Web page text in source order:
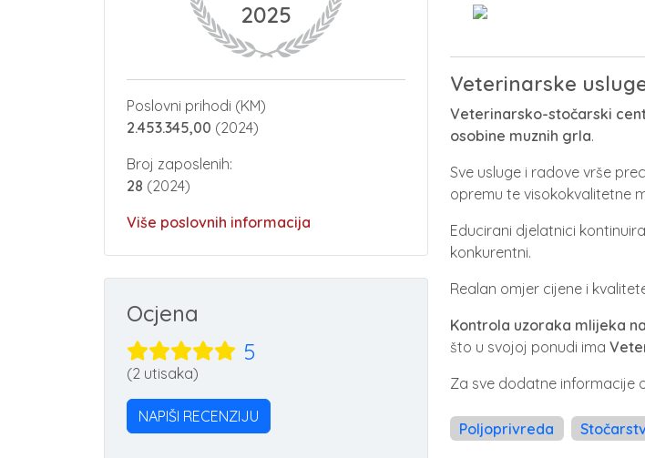
2025
Poslovni prihodi (KM)
2.453.345,00 (2024)
Broj zaposlenih:
28 (2024)
Više poslovnih informacija
Ocjena
5
(2 utisaka)
NAPIŠI RECENZIJU
Veterinarske
Veterinarsko-stočarski
osobine muznih grla.
Sve usluge i radove vrše
opremu te visokokvalitetne
Educirani djelatnici
konkurentni.
Realan omjer cijene i
Kontrola uzoraka mlijeka
što u svojoj ponudi ima
Za sve dodatne informacije
Poljoprivreda